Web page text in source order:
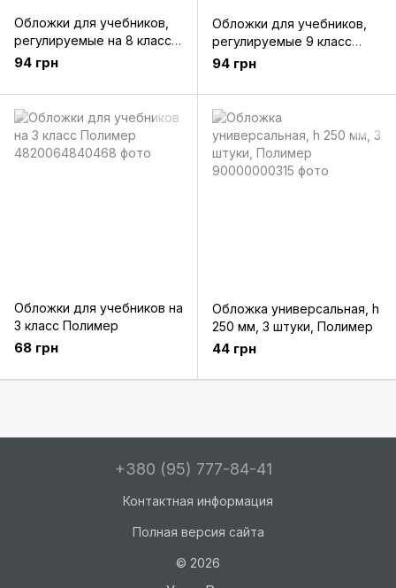
Обложки для учебников,
регулируемые на 8 класс
Полимер
94 грн
Обложки для учебников,
регулируемые 9 класс
Полимер
94 грн
Обложки для учебников на
3 класс Полимер
68 грн
Обложка универсальная, h
250 мм, 3 штуки, Полимер
44 грн
+380 (95) 777-84-41
Контактная информация
Полная версия сайта
© 2026